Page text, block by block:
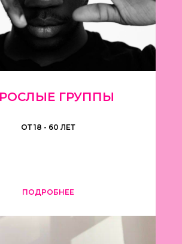
ГРУППЫ
ОТ 18 - 60 ЛЕТ
ПОДРОБНЕЕ